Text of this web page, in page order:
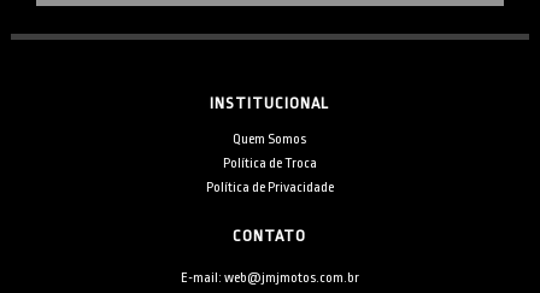
INSTITUCIONAL
Quem Somos
Política de Troca
Política de Privacidade
CONTATO
E-mail: web@jmjmotos.com.br